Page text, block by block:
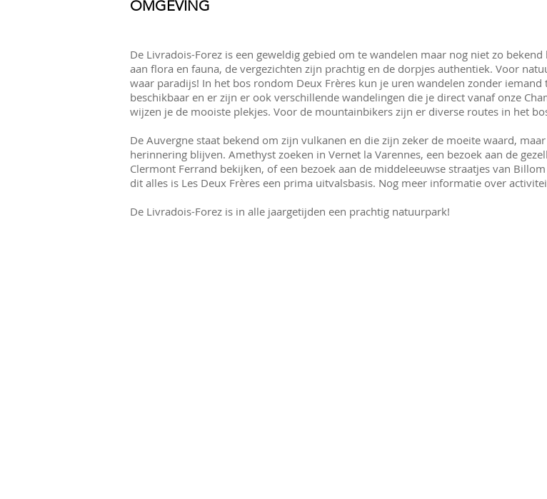
OMGEVING
De Livradois-Forez is een geweldig gebied om te wandelen maar nog niet zo
aan flora en fauna, de vergezichten zijn prachtig en de dorpjes authentiek. Voor
waar paradijs! In het bos rondom Deux Frères kun je uren wandelen zonder
beschikbaar en er zijn er ook verschillende wandelingen die je direct vanaf onze
wijzen je de mooiste plekjes. Voor de mountainbikers zijn er diverse routes in het
De Auvergne staat bekend om zijn vulkanen en die zijn zeker de moeite waard,
herinnering blijven. Amethyst zoeken in Vernet la Varennes, een bezoek aan de
Clermont Ferrand bekijken, of een bezoek aan de middeleeuwse straatjes van
dit alles is Les Deux Frères een prima uitvalsbasis. Nog meer informatie over
De Livradois-Forez is in alle jaargetijden een prachtig natuurpark!